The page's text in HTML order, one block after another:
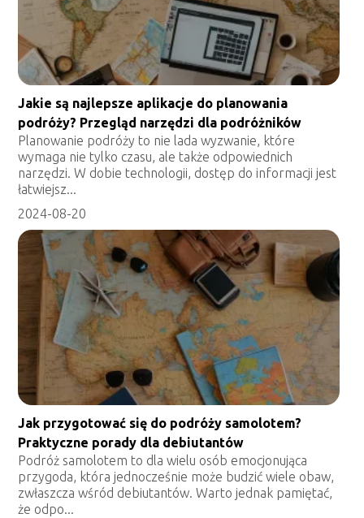
Jakie są najlepsze aplikacje do planowania
podróży? Przegląd narzędzi dla podróżników
Planowanie podróży to nie lada wyzwanie, które
wymaga nie tylko czasu, ale także odpowiednich
narzędzi. W dobie technologii, dostęp do informacji jest
łatwiejsz...
2024-08-20
Jak przygotować się do podróży samolotem?
Praktyczne porady dla debiutantów
Podróż samolotem to dla wielu osób emocjonująca
przygoda, która jednocześnie może budzić wiele obaw,
zwłaszcza wśród debiutantów. Warto jednak pamiętać,
że odpo...